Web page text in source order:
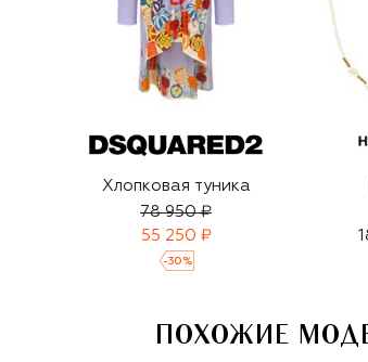
Хлопковая туника
78 950 ₽
55 250 ₽
-30 %
ПОХОЖИЕ